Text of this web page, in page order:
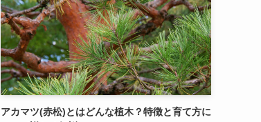
アカマツ(赤松)とはどんな植木？特徴と育て方に